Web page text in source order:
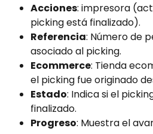
Acciones: impresora
picking está finalizado).
Referencia: Número de
asociado al picking.
Ecommerce: Tienda
el picking fue originado
Estado: Indica si el
finalizado.
Progreso: Muestra el